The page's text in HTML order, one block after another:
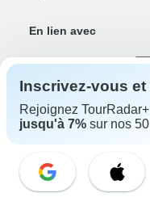
En lien avec
Entreprise
À propos de nous
Inscrivez-vous
Rejoignez
jusqu'à 7% sur nos